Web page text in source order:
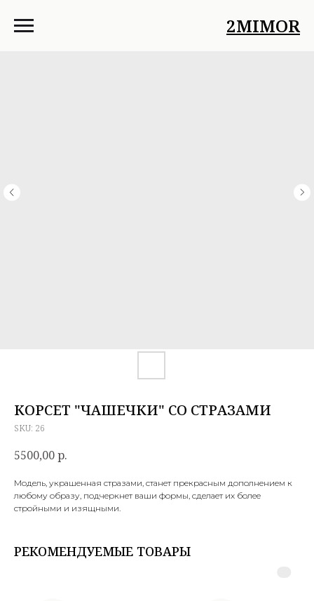
2MIMOR
КОРСЕТ "ЧАШЕЧКИ" СО СТРАЗАМИ
SKU: 26
5500,00р.
Модель, украшенная стразами, станет прекрасным дополнением к
любому образу, подчеркнет ваши формы, сделает их более
стройными и изящными.
РЕКОМЕНДУЕМЫЕ ТОВАРЫ